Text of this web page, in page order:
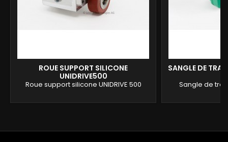
ROUE SUPPORT SILICONE
UNIDRIVE500
Roue support silicone UNIDRIVE 500
SANGLE DE
Sangle de